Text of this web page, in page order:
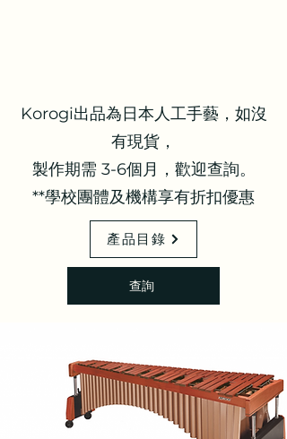
Korogi出品為日本人工手藝，如沒
有現貨，
製作期需 3-6個月，歡迎查詢。
**學校團體及機構享有折扣優惠
產品目錄
查詢